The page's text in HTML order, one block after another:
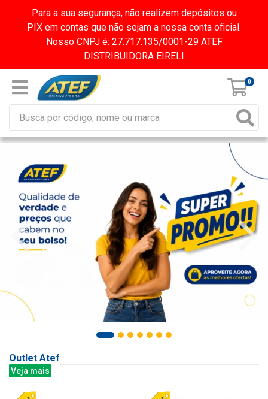
Para a sua segurança, não realizem depósitos ou
PIX em contas que não sejam a nossa conta oficial.
Nosso CNPJ é: 27.717.135/0001-29 ATEF
DISTRIBUIDORA EIRELI
0
Outlet Atef
Veja mais